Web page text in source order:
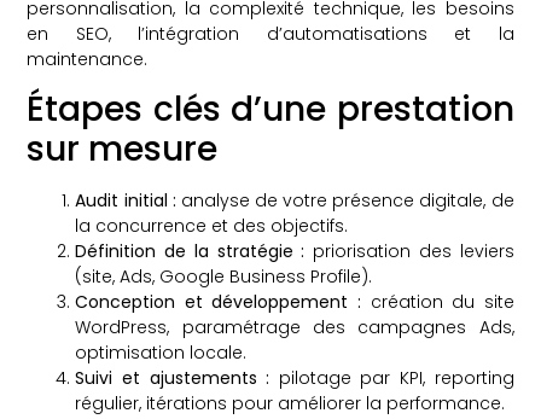
personnalisation, la complexité technique, les besoins
en SEO, l’intégration d’automatisations et la
maintenance.
Étapes clés d’une prestation
sur mesure
Audit initial : analyse de votre présence digitale, de
la concurrence et des objectifs.
Définition de la stratégie : priorisation des leviers
(site, Ads, Google Business Profile).
Conception et développement : création du site
WordPress, paramétrage des campagnes Ads,
optimisation locale.
Suivi et ajustements : pilotage par KPI, reporting
régulier, itérations pour améliorer la performance.